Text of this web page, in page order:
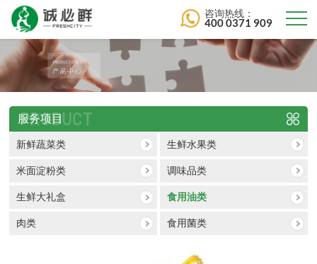
咨询热线：
400 0371 909
PRODUCT
服务项目
新鲜蔬菜类 生鲜水果类
米面淀粉类 调味品类
生鲜大礼盒 食用油类
肉类 食用菌类